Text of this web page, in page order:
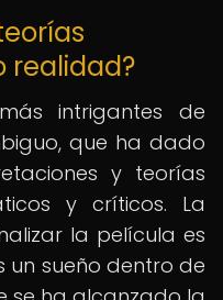
realidad?
intrigantes de
que ha dado
y teorías
y críticos. La
la película es
un sueño dentro de